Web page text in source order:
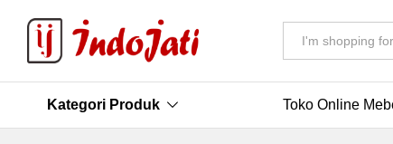
Kategori Produk Toko Online